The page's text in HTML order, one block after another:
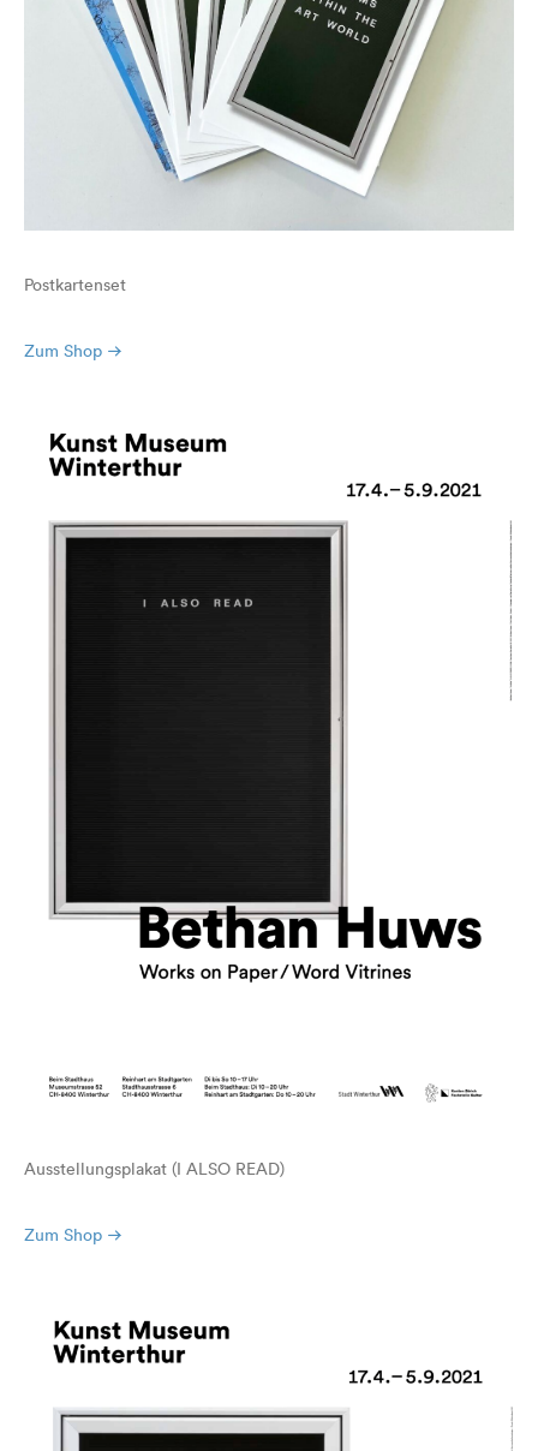
Postkartenset
Zum Shop
Ausstellungsplakat (I ALSO READ)
Zum Shop